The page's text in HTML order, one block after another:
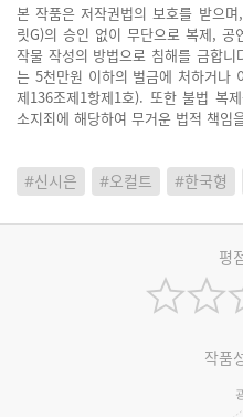
본 작품은 저작권법의 보호를 받으
릿G)의 승인 없이 무단으로 복제,
작물 작성의 방법으로 침해를 금합
는 5천만원 이하의 벌금에 처하거나
제136조제1항제1호). 또한 불법 복
소지죄에 해당하여 무거운 법적 책임
#신시은 #오컬트 #한국형
평
작품